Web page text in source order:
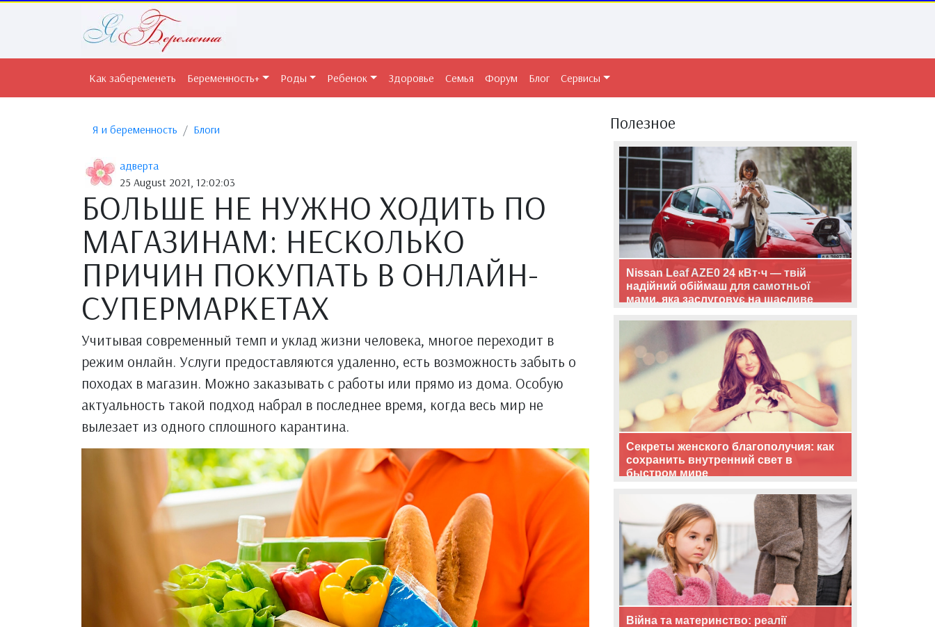
Как забеременеть Беременность+ Роды Ребенок Здоровье Семья Форум Блог Сервисы
Я и беременность Блоги
адверта
25 August 2021, 12:02:03
БОЛЬШЕ НЕ НУЖНО ХОДИТЬ ПО
МАГАЗИНАМ: НЕСКОЛЬКО
ПРИЧИН ПОКУПАТЬ В ОНЛАЙН-
СУПЕРМАРКЕТАХ
Учитывая современный темп и уклад жизни человека, многое переходит в
режим онлайн. Услуги предоставляются удаленно, есть возможность забыть о
походах в магазин. Можно заказывать с работы или прямо из дома. Особую
актуальность такой подход набрал в последнее время, когда весь мир не
вылезает из одного сплошного карантина.
Полезное
Nissan Leaf AZE0 24 кВт·ч — твій
надійний обіймаш для самотньої
мами, яка заслуговує на щасливе
Секреты женского благополучия: как
сохранить внутренний свет в
быстром мире
Війна та материнство: реалії